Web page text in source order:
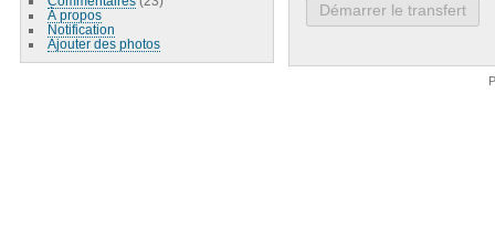
À propos
Notification
Ajouter des photos
Démarrer le transfert